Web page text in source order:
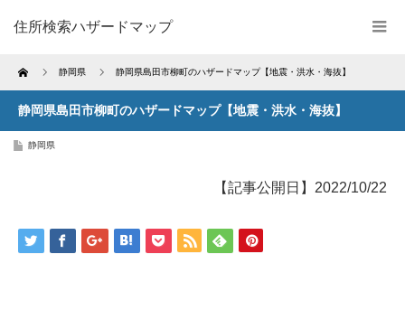
住所検索ハザードマップ
Home 静岡県 静岡県島田市柳町のハザードマップ【地震・洪水・海抜】
静岡県島田市柳町のハザードマップ【地震・洪水・海抜】
静岡県
【記事公開日】2022/10/22